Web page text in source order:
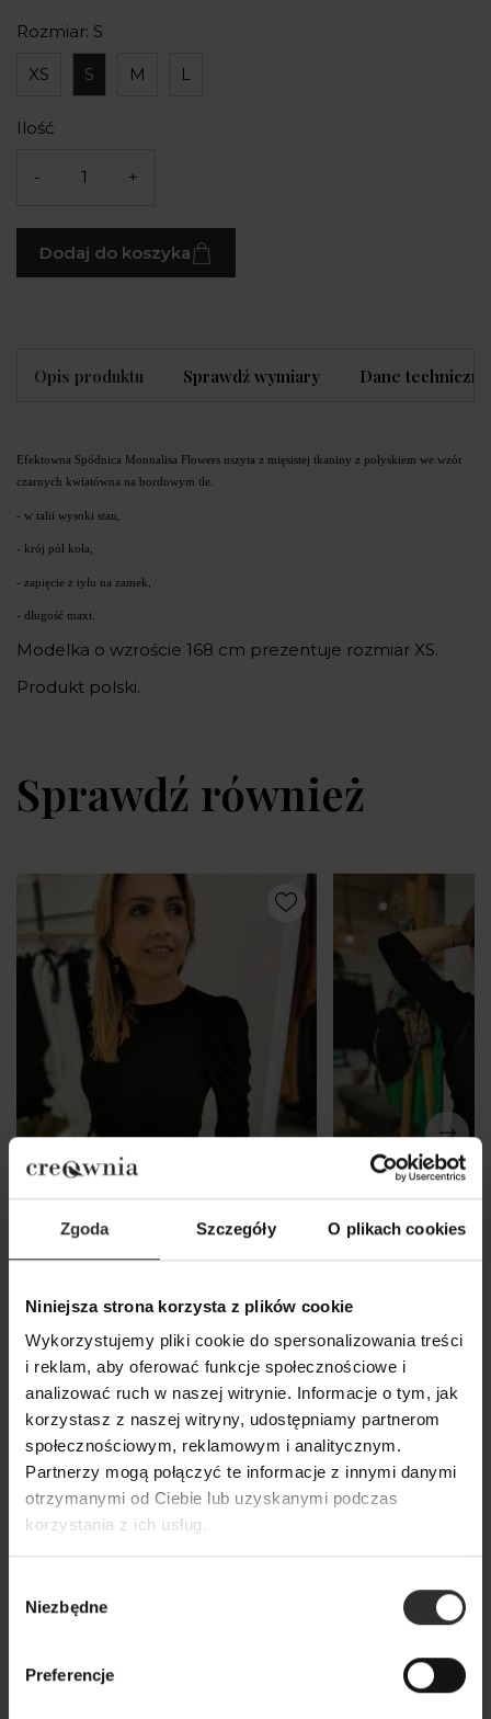
Zgoda Szczegóły O plikach cookies
Niniejsza strona korzysta z plików cookie
Wykorzystujemy pliki cookie do spersonalizowania treści
i reklam, aby oferować funkcje społecznościowe i
analizować ruch w naszej witrynie. Informacje o tym, jak
korzystasz z naszej witryny, udostępniamy partnerom
społecznościowym, reklamowym i analitycznym.
Partnerzy mogą połączyć te informacje z innymi danymi
otrzymanymi od Ciebie lub uzyskanymi podczas
korzystania z ich usług.
zgody
Niezbędne
Preferencje
Rozmiar: S
XS S M L
Ilość
- +
Dodaj do koszyka
Opis produktu Sprawdź wymiary Dane techniczne
Efektowna Spódnica Monnalisa Flowers uszyta z mięsistej tkaniny z połyskiem we wzór
czarnych kwiatówna na bordowym tle.
- w talii wysoki stan,
- krój pół koła,
- zapięcie z tyłu na zamek,
- długość maxi.
Modelka o wzroście 168 cm prezentuje rozmiar XS.
Produkt polski.
Sprawdź również
Czarna Wiskozowa Bluzka z
Black
179,00 zł
Czarna
Black
179,00 zł
Popularne produkty
Wybrane dla Ciebie z sercem i charakterem